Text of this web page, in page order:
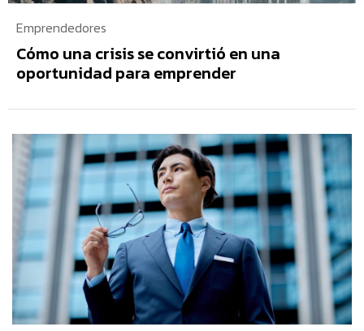
Emprendedores
Cómo una crisis se convirtió en una
oportunidad para emprender